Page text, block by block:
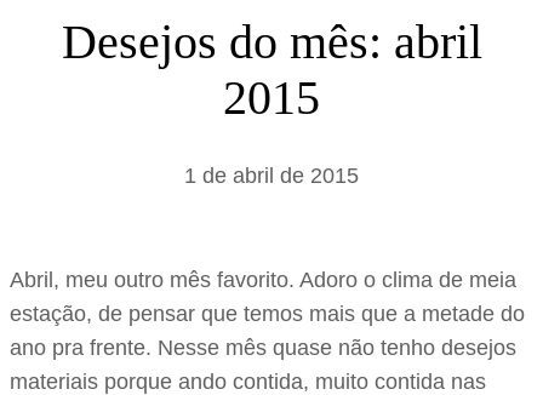
a
Desejos do mês: abril
2015
1 de abril de 2015
Abril, meu outro mês favorito. Adoro o clima de meia
estação, de pensar que temos mais que a metade do
ano pra frente. Nesse mês quase não tenho desejos
materiais porque ando contida, muito contida nas